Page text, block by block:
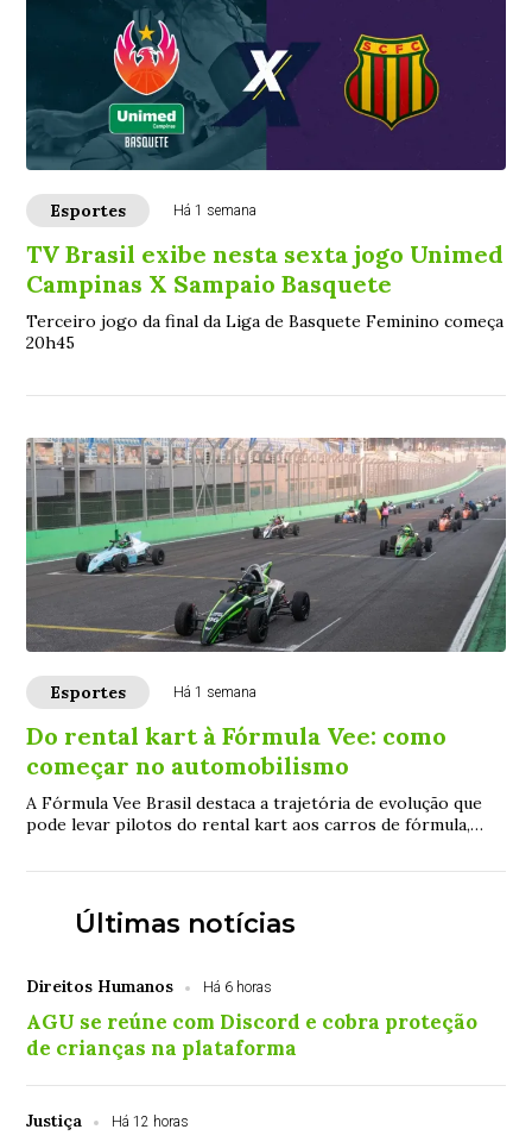
Esportes Há 1 semana
TV Brasil exibe nesta sexta jogo Unimed
Campinas X Sampaio Basquete
Terceiro jogo da final da Liga de Basquete Feminino começa
20h45
Esportes Há 1 semana
Do rental kart à Fórmula Vee: como
começar no automobilismo
A Fórmula Vee Brasil destaca a trajetória de evolução que
pode levar pilotos do rental kart aos carros de fórmula,
Últimas notícias
Direitos Humanos Há 6 horas
AGU se reúne com Discord e cobra proteção
de crianças na plataforma
Justiça Há 12 horas